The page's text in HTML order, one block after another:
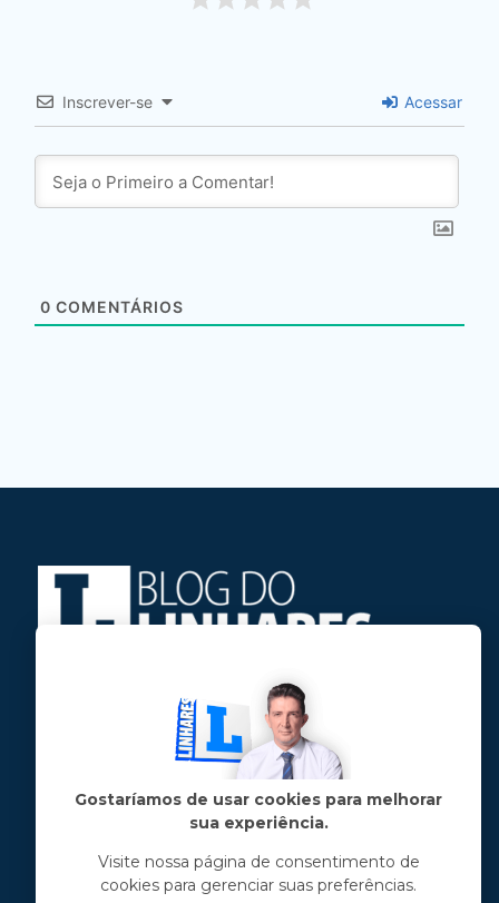
Inscrever-se Acessar
0 COMENTÁRIOS
Jose Linhares Jr é maranhense.
Formado em Jornalismo, estudou filosofia
e tem pós-graduações em ciência política
e marketing político.
Menu principal
Notícias
Gostaríamos de usar cookies para melhorar
sua experiência.
Visite nossa página de consentimento de
cookies para gerenciar suas preferências.